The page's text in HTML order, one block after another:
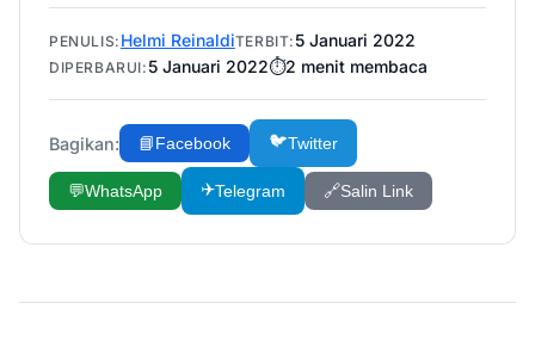
PENULIS: Helmi ReinaldiTERBIT:5 Januari 2022
DIPERBARUI:5 Januari 2022⏱️2 menit membaca
Bagikan: 📘Facebook 🐦Twitter
💬WhatsApp ✈️Telegram 🔗Salin Link